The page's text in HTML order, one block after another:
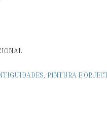
PINTURA E